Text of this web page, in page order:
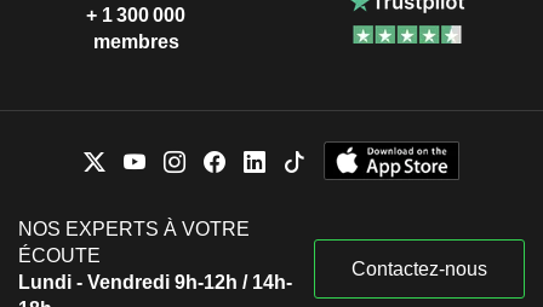
+ 1 300 000
membres
NOS EXPERTS À VOTRE
ÉCOUTE
Lundi - Vendredi 9h-12h / 14h-
Contactez-nous